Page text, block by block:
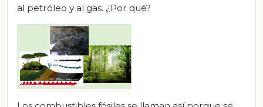
al petróleo y al gas. ¿Por qué?